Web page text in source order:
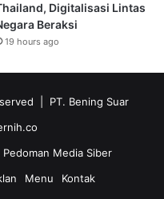
Digitalisasi Lintas
Beraksi
19 hours ago
| PT. Bening Suar
Pedoman Media Siber
Menu Kontak